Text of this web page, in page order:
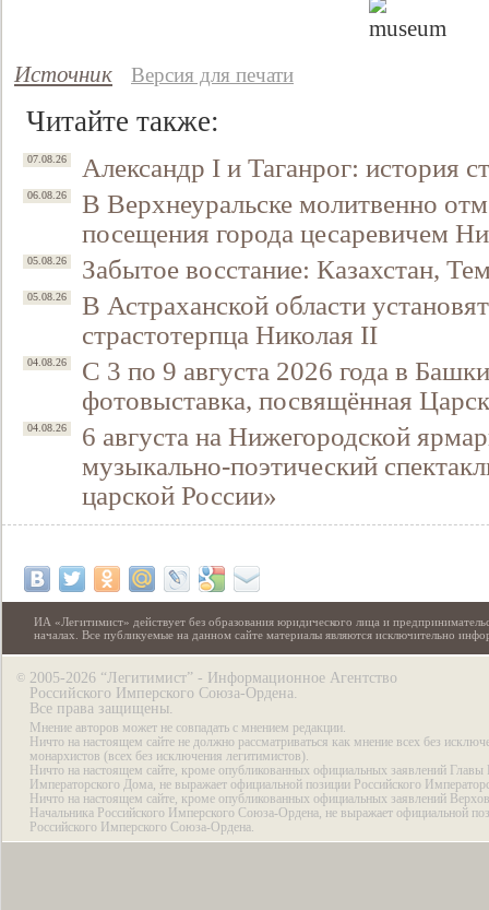
Источник Версия для печати
Читайте также:
07.08.26 Александр I и Таганрог: история
06.08.26
В Верхнеуральске молитвенно
посещения города цесаревичем
05.08.26 Забытое восстание: Казахстан,
05.08.26
В Астраханской области
страстотерпца Николая II
04.08.26
С 3 по 9 августа 2026 года в
фотовыставка, посвящённая
04.08.26
6 августа на Нижегородской
музыкально-поэтический
царской России»
ИА «Легитимист» действует без образования юридического лица и
началах. Все публикуемые на данном сайте материалы являются исключительно
© 2005-2026 “Легитимист” - Информационное Агентство
Российского Имперского Союза-Ордена.
Все права защищены.
Мнение авторов может не совпадать с мнением редакции.
Ничто на настоящем сайте не должно рассматриваться как мнение всех без
монархистов (всех без исключения легитимистов).
Ничто на настоящем сайте, кроме опубликованных официальных заявлений Главы
Императорского Дома, не выражает официальной позиции Российского
Ничто на настоящем сайте, кроме опубликованных официальных заявлений
Начальника Российского Имперского Союза-Ордена, не выражает официальной
Российского Имперского Союза-Ордена.